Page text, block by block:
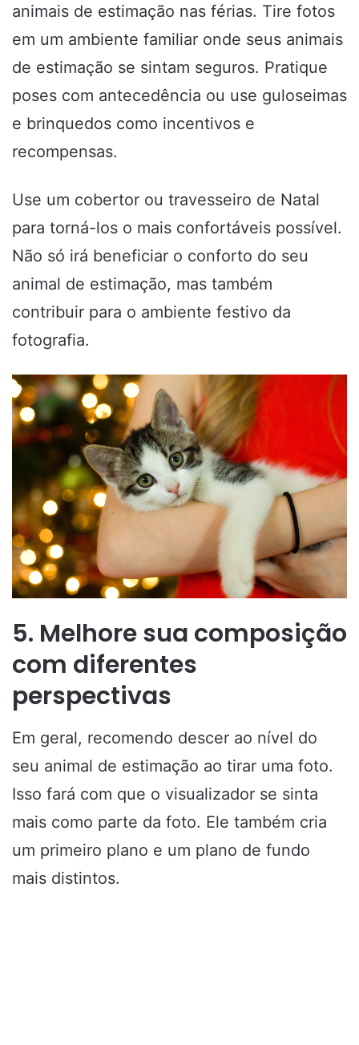
animais de estimação nas férias. Tire fotos
em um ambiente familiar onde seus animais
de estimação se sintam seguros. Pratique
poses com antecedência ou use guloseimas
e brinquedos como incentivos e
recompensas.
Use um cobertor ou travesseiro de Natal
para torná-los o mais confortáveis ​​possível.
Não só irá beneficiar o conforto do seu
animal de estimação, mas também
contribuir para o ambiente festivo da
fotografia.
5. Melhore sua composição
com diferentes
perspectivas
Em geral, recomendo descer ao nível do
seu animal de estimação ao tirar uma foto.
Isso fará com que o visualizador se sinta
mais como parte da foto. Ele também cria
um primeiro plano e um plano de fundo
mais distintos.